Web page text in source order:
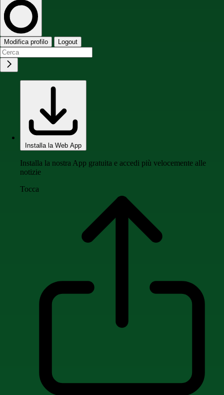
Modifica profilo Logout
Installa la Web App
Installa la nostra App gratuita e accedi più velocemente alle
notizie
Tocca